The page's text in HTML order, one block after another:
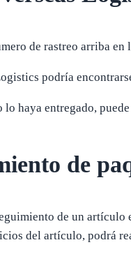
de rastreo arriba en
podría
haya entregado,
de
de un
del artículo, podrá